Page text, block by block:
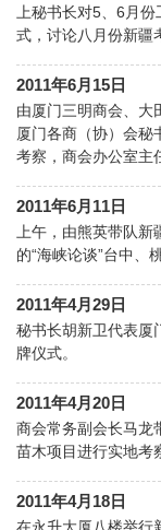
上秘书长对5、6月
式，讨论八月份新疆
2011年6月15日
由厦门三明商会、大
厦门各商（协）会秘
考察，商会办公室主
2011年6月11日
上午，由熊英带队
的“海峡论谈”台中、
2011年4月29日
秘书长胡新卫代表厦
牌仪式。
2011年4月20日
商会常务副会长马龙
苗木项目进行实地考
2011年4月18日